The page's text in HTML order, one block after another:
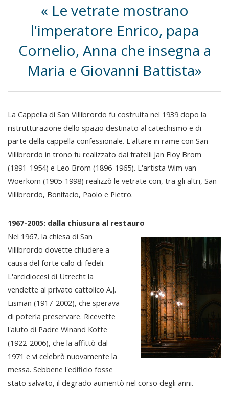
Le vetrate mostrano
l'imperatore Enrico, papa
Cornelio, Anna che insegna a
Maria e Giovanni Battista
La Cappella di San Villibrordo fu costruita nel 1939 dopo la
ristrutturazione dello spazio destinato al catechismo e di
parte della cappella confessionale. L'altare in rame con San
Villibrordo in trono fu realizzato dai fratelli Jan Eloy Brom
(1891-1954) e Leo Brom (1896-1965). L'artista Wim van
Woerkom (1905-1998) realizzò le vetrate con, tra gli altri, San
Villibrordo, Bonifacio, Paolo e Pietro.
1967-2005: dalla chiusura al restauro
Nel 1967, la chiesa di San
Villibrordo dovette chiudere a
causa del forte calo di fedeli.
L'arcidiocesi di Utrecht la
vendette al privato cattolico A.J.
Lisman (1917-2002), che sperava
di poterla preservare. Ricevette
l'aiuto di Padre Winand Kotte
(1922-2006), che la affittò dal
1971 e vi celebrò nuovamente la
messa. Sebbene l'edificio fosse
stato salvato, il degrado aumentò nel corso degli anni.